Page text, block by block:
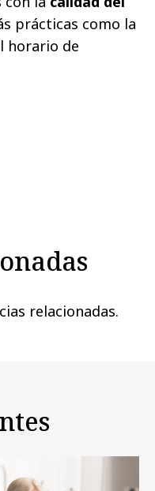
prácticas como la
horario de
relacionadas.